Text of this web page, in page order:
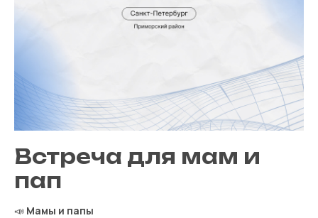
Встреча для мам и
пап
📣 Мамы и папы